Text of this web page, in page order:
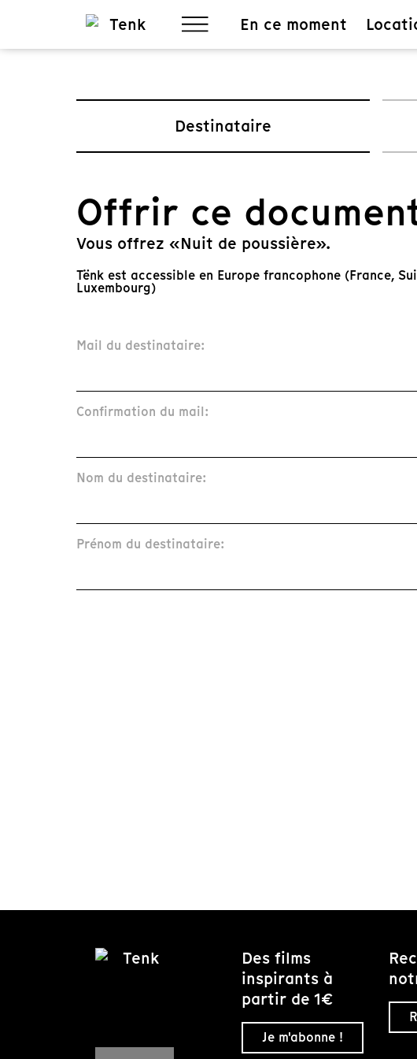
En ce moment
Destinataire
Offrir ce
Vous offrez «Nuit de poussière».
Tënk est accessible en Europe francophone (France,
Luxembourg)
Mail du destinataire:
Confirmation du mail:
Nom du destinataire:
Prénom du destinataire:
Des films
inspirants à
partir de 1€
Je m'abonne !